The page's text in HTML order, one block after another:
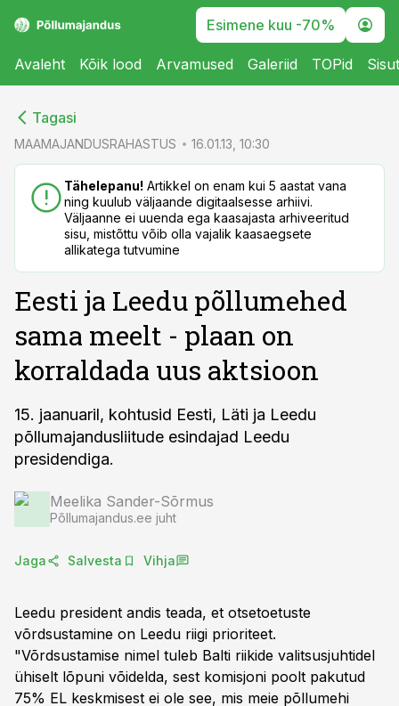
Esimene kuu -70%
Avaleht Kõik lood Arvamused Galeriid TOPid
Tagasi
MAAMAJANDUSRAHASTUS 16.01.13, 10:30
Tähelepanu! Artikkel on enam kui 5 aastat vana
ning kuulub väljaande digitaalsesse arhiivi.
Väljaanne ei uuenda ega kaasajasta arhiveeritud
sisu, mistõttu võib olla vajalik kaasaegsete
allikatega tutvumine
Eesti ja Leedu põllumehed
sama meelt - plaan on
korraldada uus aktsioon
15. jaanuaril, kohtusid Eesti, Läti ja Leedu
põllumajandusliitude esindajad Leedu
presidendiga.
Meelika Sander-Sõrmus
Põllumajandus.ee juht
Jaga Salvesta Vihja
Leedu president andis teada, et otsetoetuste
võrdsustamine on Leedu riigi prioriteet.
"Võrdsustamise nimel tuleb Balti riikide valitsusjuhtidel
ühiselt lõpuni võidelda, sest komisjoni poolt pakutud
75% EL keskmisest ei ole see, mis meie põllumehi